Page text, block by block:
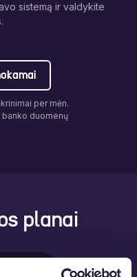
sistemą ir valdykite
per mėn.
duomenų
planai